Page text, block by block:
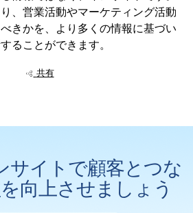
、営業活動やマーケティング活動
きかを、より多くの情報に基づい
ることができます。
共有
サイトで顧客とつな
向上させましょう